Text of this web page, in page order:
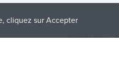
Plan de site /
cliquez sur Accepter